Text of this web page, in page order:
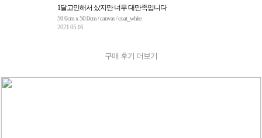
1달고민해서 샀지만 너무 대만족입니다
50.0cm x 50.0cm / canvas / coat_white
2021.05.16
구매 후기 더보기